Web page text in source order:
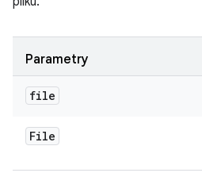
Parametry
file
File